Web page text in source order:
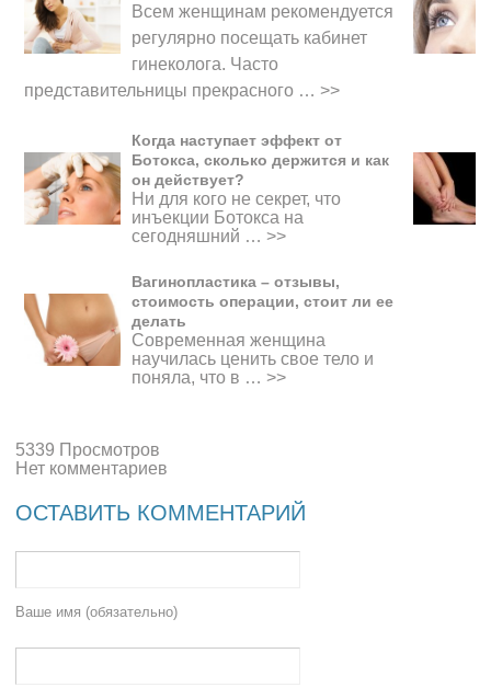
Всем женщинам рекомендуется
регулярно посещать кабинет
гинеколога. Часто
представительницы прекрасного … >>
Когда наступает эффект от
Ботокса, сколько держится и как
он действует?
Ни для кого не секрет, что
инъекции Ботокса на
сегодняшний … >>
Вагинопластика – отзывы,
стоимость операции, стоит ли ее
делать
Современная женщина
научилась ценить свое тело и
поняла, что в … >>
5339 Просмотров
Нет комментариев
ОСТАВИТЬ КОММЕНТАРИЙ
Ваше имя (обязательно)